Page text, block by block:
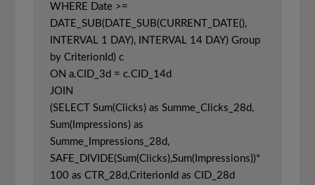
WHERE Date >=
DATE_SUB(DATE_SUB(CURRENT_DATE(),
INTERVAL 1 DAY), INTERVAL 14 DAY) Group
by CriterionId) c
ON a.CID_3d = c.CID_14d
JOIN
(SELECT Sum(Clicks) as Summe_Clicks_28d,
Sum(Impressions) as
Summe_Impressions_28d,
SAFE_DIVIDE(Sum(Clicks),Sum(Impressions))*
100 as CTR_28d,CriterionId as CID_28d